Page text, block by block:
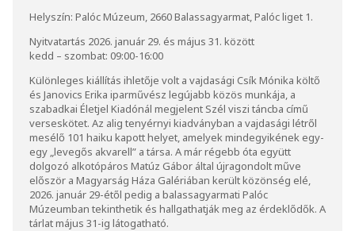
Helyszín: Palóc Múzeum, 2660 Balassagyarmat, Palóc liget 1.
Nyitvatartás 2026. január 29. és május 31. között
kedd – szombat: 09:00-16:00
Különleges kiállítás ihletője volt a vajdasági Csík Mónika költő
és Janovics Erika iparművész legújabb közös munkája, a
szabadkai Életjel Kiadónál megjelent Szél viszi táncba című
verseskötet. Az alig tenyérnyi kiadványban a vajdasági létről
mesélő 101 haiku kapott helyet, amelyek mindegyikének egy-
egy „levegős akvarell” a társa. A már régebb óta együtt
dolgozó alkotópáros Matúz Gábor által újragondolt műve
először a Magyarság Háza Galériában került közönség elé,
2026. január 29-étől pedig a balassagyarmati Palóc
Múzeumban tekinthetik és hallgathatják meg az érdeklődők. A
tárlat május 31-ig látogatható.